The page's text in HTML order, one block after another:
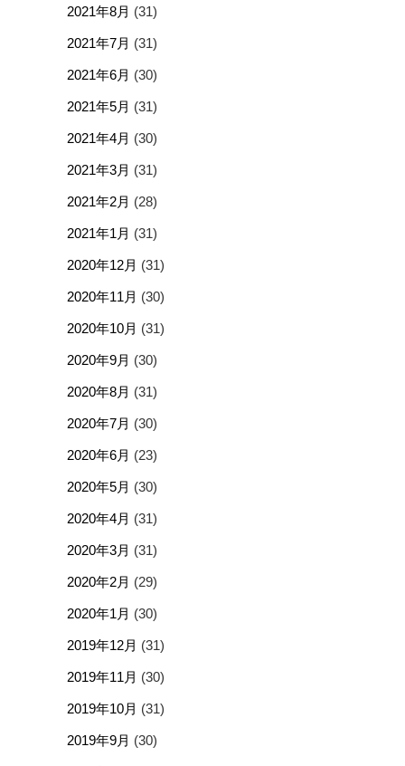
2021年8月 (31)
2021年7月 (31)
2021年6月 (30)
2021年5月 (31)
2021年4月 (30)
2021年3月 (31)
2021年2月 (28)
2021年1月 (31)
2020年12月 (31)
2020年11月 (30)
2020年10月 (31)
2020年9月 (30)
2020年8月 (31)
2020年7月 (30)
2020年6月 (23)
2020年5月 (30)
2020年4月 (31)
2020年3月 (31)
2020年2月 (29)
2020年1月 (30)
2019年12月 (31)
2019年11月 (30)
2019年10月 (31)
2019年9月 (30)